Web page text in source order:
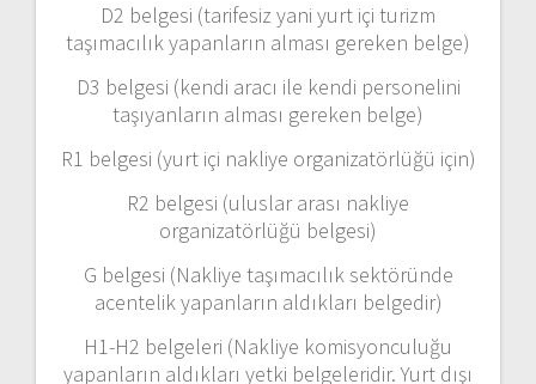
D2 belgesi (tarifesiz yani yurt içi turizm
taşımacılık yapanların alması gereken belge)
D3 belgesi (kendi aracı ile kendi personelini
taşıyanların alması gereken belge)
R1 belgesi (yurt içi nakliye organizatörlüğü için)
R2 belgesi (uluslar arası nakliye
organizatörlüğü belgesi)
G belgesi (Nakliye taşımacılık sektöründe
acentelik yapanların aldıkları belgedir)
H1-H2 belgeleri (Nakliye komisyonculuğu
yapanların aldıkları yetki belgeleridir. Yurt dışı